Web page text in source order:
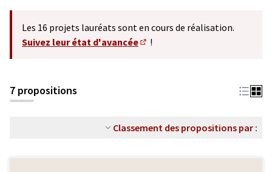
Les 16 projets lauréats sont en cours de réalisation.
Suivez leur état d'avancée
!
7 propositions
Classement des propositions par :